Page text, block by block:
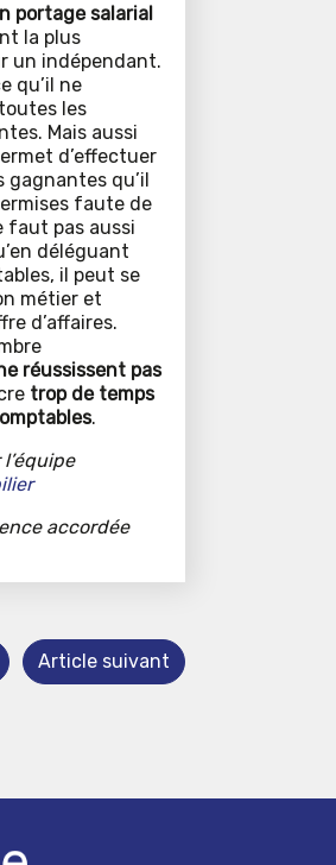
portage salarial
la plus
un indépendant.
qu’il ne
les
Mais aussi
d’effectuer
gagnantes qu’il
faute de
faut pas aussi
déléguant
il peut se
métier et
d’affaires.
réussissent pas
trop de temps
.
accordée
Article suivant